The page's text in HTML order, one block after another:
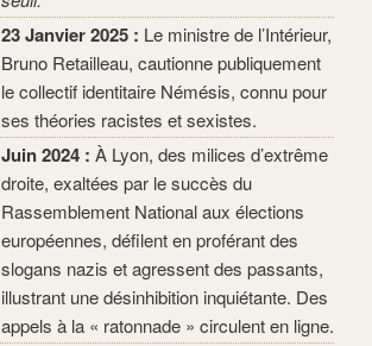
23 Janvier 2025 : Le ministre de l’Intérieur,
Bruno Retailleau, cautionne publiquement
le collectif identitaire Némésis, connu pour
ses théories racistes et sexistes.
Juin 2024 : À Lyon, des milices d’extrême
droite, exaltées par le succès du
Rassemblement National aux élections
européennes, défilent en proférant des
slogans nazis et agressent des passants,
illustrant une désinhibition inquiétante. Des
appels à la « ratonnade » circulent en ligne.